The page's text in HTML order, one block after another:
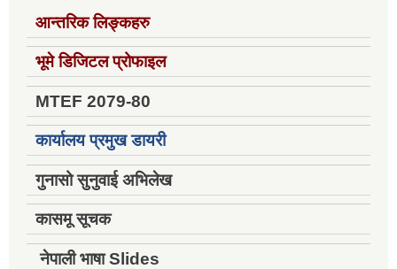
आन्तरिक लिङ्कहरु
भूमे डिजिटल प्रोफाइल
MTEF 2079-80
कार्यालय प्रमुख डायरी
गुनासो सुनुवाई अभिलेख
कासमू सूचक
नेपाली भाषा Slides